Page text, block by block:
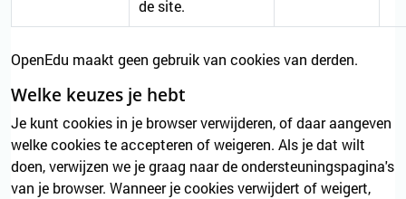
de site.
OpenEdu maakt geen gebruik van cookies van derden.
Welke keuzes je hebt
Je kunt cookies in je browser verwijderen, of daar aangeven
welke cookies te accepteren of weigeren. Als je dat wilt
doen, verwijzen we je graag naar de ondersteuningspagina's
van je browser. Wanneer je cookies verwijdert of weigert,